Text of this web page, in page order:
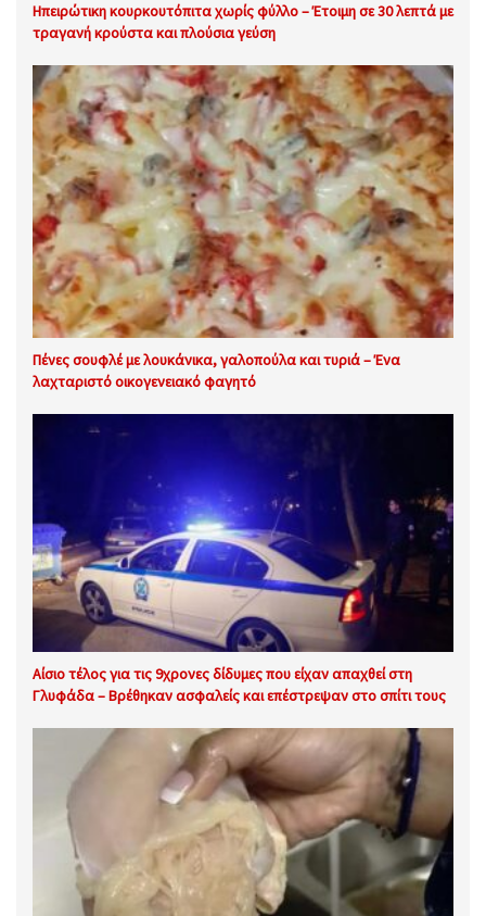
Ηπειρώτικη κουρκουτόπιτα χωρίς φύλλο – Έτοιμη σε 30 λεπτά με
τραγανή κρούστα και πλούσια γεύση
Πένες σουφλέ με λουκάνικα, γαλοπούλα και τυριά – Ένα
λαχταριστό οικογενειακό φαγητό
Αίσιο τέλος για τις 9χρονες δίδυμες που είχαν απαχθεί στη
Γλυφάδα – Βρέθηκαν ασφαλείς και επέστρεψαν στο σπίτι τους